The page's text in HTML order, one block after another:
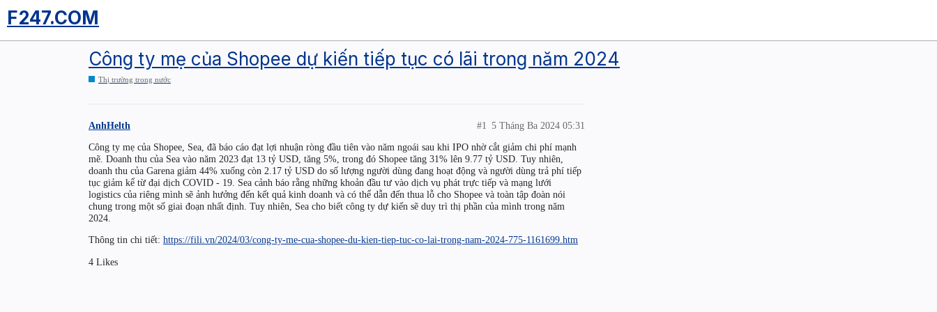
F247.COM
Công ty mẹ của Shopee dự kiến tiếp tục có lãi trong năm 2024
Thị trường trong nước
AnhHelth 5 Tháng Ba 2024 05:31
#1
Công ty mẹ của Shopee, Sea, đã báo cáo đạt lợi nhuận ròng đầu tiên vào năm ngoái sau khi IPO nhờ cắt giảm chi phí mạnh
mẽ. Doanh thu của Sea vào năm 2023 đạt 13 tỷ USD, tăng 5%, trong đó Shopee tăng 31% lên 9.77 tỷ USD. Tuy nhiên,
doanh thu của Garena giảm 44% xuống còn 2.17 tỷ USD do số lượng người dùng đang hoạt động và người dùng trả phí tiếp
tục giảm kể từ đại dịch COVID - 19. Sea cảnh báo rằng những khoản đầu tư vào dịch vụ phát trực tiếp và mạng lưới
logistics của riêng mình sẽ ảnh hưởng đến kết quả kinh doanh và có thể dẫn đến thua lỗ cho Shopee và toàn tập đoàn nói
chung trong một số giai đoạn nhất định. Tuy nhiên, Sea cho biết công ty dự kiến sẽ duy trì thị phần của mình trong năm
2024.
Thông tin chi tiết: https://fili.vn/2024/03/cong-ty-me-cua-shopee-du-kien-tiep-tuc-co-lai-trong-nam-2024-775-1161699.htm
4 Likes